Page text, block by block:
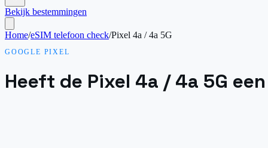
Bekijk bestemmingen
Home/eSIM telefoon check/Pixel 4a / 4a 5G
GOOGLE PIXEL
Heeft de Pixel 4a / 4a 5G